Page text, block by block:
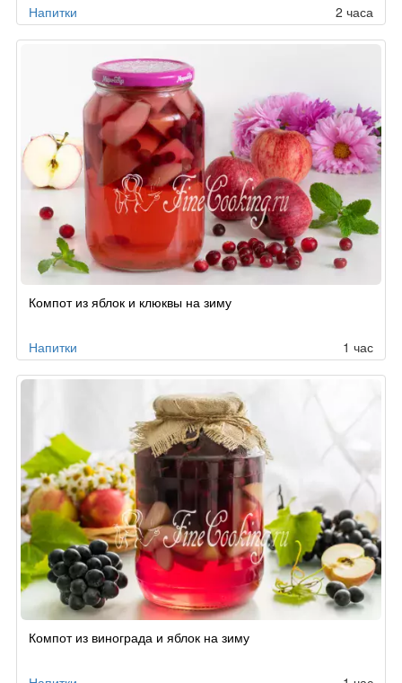
Напитки 2 часа
Компот из яблок и клюквы на зиму
Напитки 1 час
Компот из винограда и яблок на зиму